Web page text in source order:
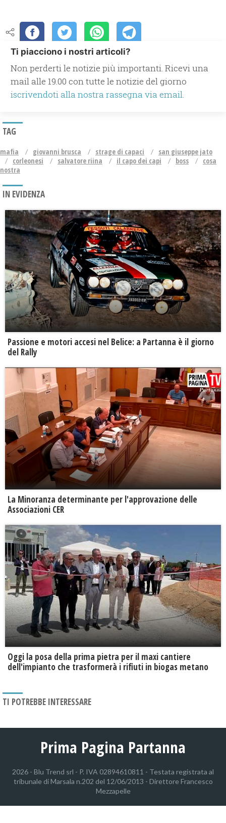
Ti piacciono i nostri articoli?
Non perderti le notizie più importanti. Ricevi una
mail alle 19.00 con tutte le notizie del giorno
iscrivendoti alla nostra rassegna via email.
TAG
mafia giovanni brusca strage di capaci
san giuseppe jato
corleonesi
salvatore riina il capo dei capi boss
cosa
nostra
IN EVIDENZA
Passione e motori accesi nel Belice: a Partanna è il giorno
del Rally
La Minoranza determinante per l'approvazione delle
Associazioni CER
Oggi la posa della prima pietra per il maxi cantiere
dell'impianto che trasformerà i rifiuti in biogas metano
TI POTREBBE INTERESSARE
Prima Pagina Partanna
2026 - Blu Trend srl - P. IVA 02894610811 - Testata registrata al
tribunale di Marsala n.202 del 12/06/2013 - Direttore Francesco
Mezzapelle